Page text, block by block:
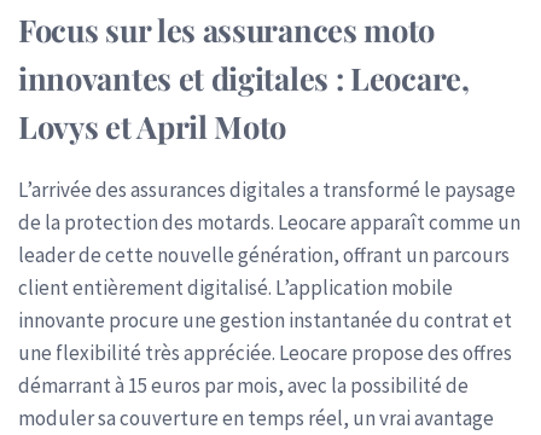
Focus sur les assurances moto
innovantes et digitales : Leocare,
Lovys et April Moto
L’arrivée des assurances digitales a transformé le paysage
de la protection des motards. Leocare apparaît comme un
leader de cette nouvelle génération, offrant un parcours
client entièrement digitalisé. L’application mobile
innovante procure une gestion instantanée du contrat et
une flexibilité très appréciée. Leocare propose des offres
démarrant à 15 euros par mois, avec la possibilité de
moduler sa couverture en temps réel, un vrai avantage